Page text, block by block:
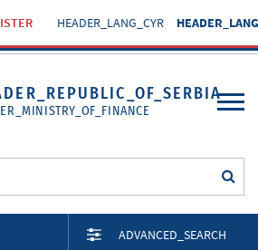
HEADER_LANG_CYR
ADVANCED_SEARCH